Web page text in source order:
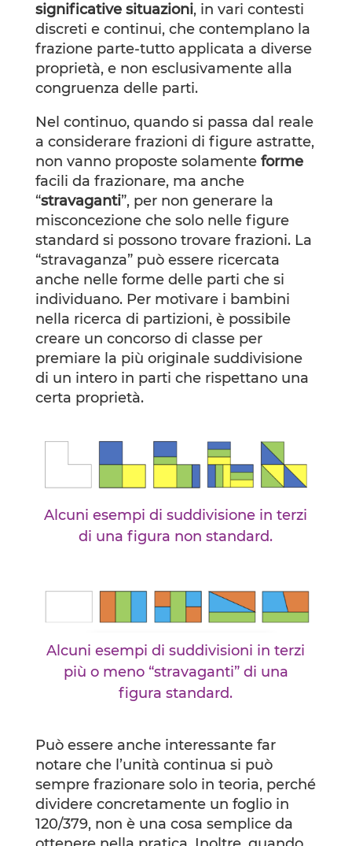
significative situazioni, in vari contesti
discreti e continui, che contemplano la
frazione parte-tutto applicata a diverse
proprietà, e non esclusivamente alla
congruenza delle parti.
Nel continuo, quando si passa dal reale
a considerare frazioni di figure astratte,
non vanno proposte solamente forme
facili da frazionare, ma anche
“stravaganti”, per non generare la
misconcezione che solo nelle figure
standard si possono trovare frazioni. La
“stravaganza” può essere ricercata
anche nelle forme delle parti che si
individuano. Per motivare i bambini
nella ricerca di partizioni, è possibile
creare un concorso di classe per
premiare la più originale suddivisione
di un intero in parti che rispettano una
certa proprietà.
Alcuni esempi di suddivisione in terzi
di una figura non standard.
Alcuni esempi di suddivisioni in terzi
più o meno “stravaganti” di una
figura standard.
Può essere anche interessante far
notare che l’unità continua si può
sempre frazionare solo in teoria, perché
dividere concretamente un foglio in
120/379, non è una cosa semplice da